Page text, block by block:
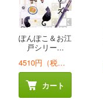
ぽんぽこ＆お江
戸シリー...
4510円（税込）
カート